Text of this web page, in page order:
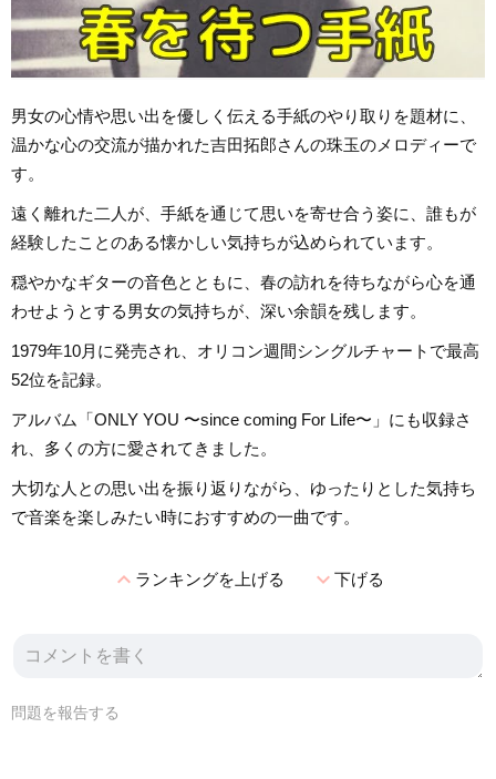
男女の心情や思い出を優しく伝える手紙のやり取りを題材に、
温かな心の交流が描かれた吉田拓郎さんの珠玉のメロディーで
す。
遠く離れた二人が、手紙を通じて思いを寄せ合う姿に、誰もが
経験したことのある懐かしい気持ちが込められています。
穏やかなギターの音色とともに、春の訪れを待ちながら心を通
わせようとする男女の気持ちが、深い余韻を残します。
1979年10月に発売され、オリコン週間シングルチャートで最高
52位を記録。
アルバム「ONLY YOU 〜since coming For Life〜」にも収録さ
れ、多くの方に愛されてきました。
大切な人との思い出を振り返りながら、ゆったりとした気持ち
で音楽を楽しみたい時におすすめの一曲です。
expand_lessランキングを上げる expand_more下げる
問題を報告する